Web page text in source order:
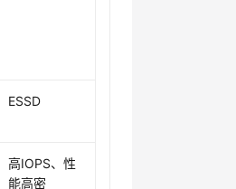
ESSD
高IOPS、性
能高密